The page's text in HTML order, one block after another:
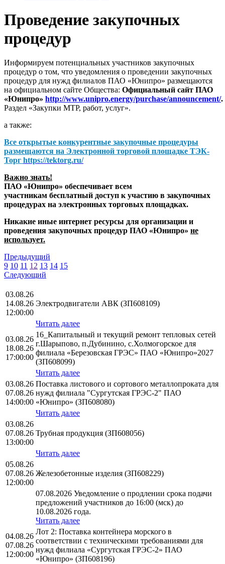
Проведение закупочных
процедур
Информируем потенциальных участников закупочных
процедур о том, что уведомления о проведении закупочных
процедур для нужд филиалов ПАО «Юнипро» размещаются
на официальном сайте Общества: Официальный сайт ПАО
«Юнипро» http://www.unipro.energy/purchase/announcement/.
Раздел «Закупки МТР, работ, услуг».
а также:
Все открытые конкурентные закупочные процедуры
размещаются на Электронной торговой площадке ТЭК-
Торг https://tektorg.ru/
Важно знать!
ПАО «Юнипро» обеспечивает всем
участникам бесплатный доступ к участию в закупочных
процедурах на электронных торговых площадках.
Никакие иные интернет ресурсы для организации и
проведения закупочных процедур ПАО «Юнипро» не
использует.
Предыдущий
9 10 11 12 13 14 15
Следующий
03.08.26
14.08.26
12:00:00
Электродвигатели АВК (ЗП608109)
Читать далее
03.08.26
18.08.26
17:00:00
16_Капитальный и текущий ремонт тепловых сетей
г.Шарыпово, п.Дубинино, с.Холмогорское для
филиала «Березовская ГРЭС» ПАО «Юнипро»2027
(ЗП608099)
Читать далее
03.08.26
07.08.26
14:00:00
Поставка листового и сортового металлопроката для
нужд филиала "Сургутская ГРЭС-2" ПАО
«Юнипро» (ЗП608080)
Читать далее
03.08.26
07.08.26
13:00:00
Трубная продукция (ЗП608056)
Читать далее
05.08.26
07.08.26
12:00:00
Железобетонные изделия (ЗП608229)
07.08.2026 Уведомление о продлении срока подачи
предложений участников до 16:00 (мск) до
10.08.2026 года.
Читать далее
04.08.26
07.08.26
12:00:00
Лот 2: Поставка контейнера морского в
соответствии с техническими требованиями для
нужд филиала «Сургутская ГРЭС-2» ПАО
«Юнипро» (ЗП608196)